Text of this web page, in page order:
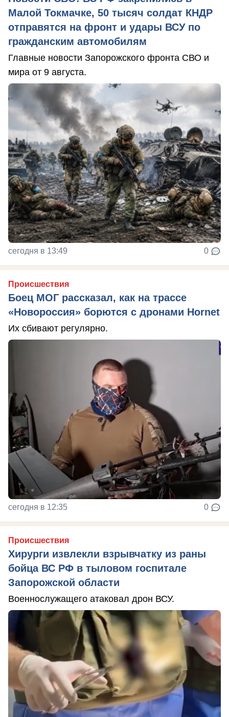
Малой Токмачке, 50 тысяч солдат КНДР
отправятся на фронт и удары ВСУ по
гражданским автомобилям
Главные новости Запорожского фронта СВО и
мира от 9 августа.
сегодня в 13:49 0
Происшествия
Боец МОГ рассказал, как на трассе
«Новороссия» борются с дронами Hornet
Их сбивают регулярно.
сегодня в 12:35 0
Происшествия
Хирурги извлекли взрывчатку из раны
бойца ВС РФ в тыловом госпитале
Запорожской области
Военнослужащего атаковал дрон ВСУ.